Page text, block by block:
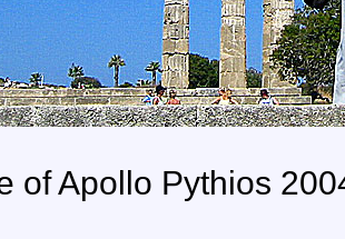
of Apollo Pythios